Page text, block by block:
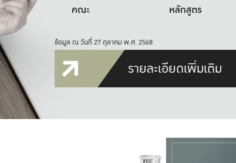
คณะ หลักสูตร
ข้อมูล ณ วันที่ 27 ตุลาคม พ.ศ. 2568
รายละเอียดเพิ่มเติม